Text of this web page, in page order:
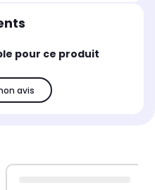
pour ce produit
avis